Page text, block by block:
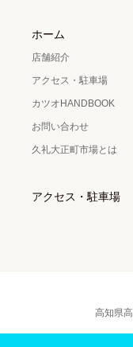
ホーム
店舗紹介
アクセス・駐車場
カツオHANDBOOK
お問い合わせ
久礼大正町市場とは
アクセス・駐車場
高知県